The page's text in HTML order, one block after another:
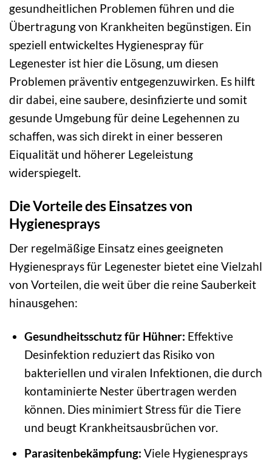
gesundheitlichen Problemen führen und die
Übertragung von Krankheiten begünstigen. Ein
speziell entwickeltes Hygienespray für
Legenester ist hier die Lösung, um diesen
Problemen präventiv entgegenzuwirken. Es hilft
dir dabei, eine saubere, desinfizierte und somit
gesunde Umgebung für deine Legehennen zu
schaffen, was sich direkt in einer besseren
Eiqualität und höherer Legeleistung
widerspiegelt.
Die Vorteile des Einsatzes von
Hygienesprays
Der regelmäßige Einsatz eines geeigneten
Hygienesprays für Legenester bietet eine Vielzahl
von Vorteilen, die weit über die reine Sauberkeit
hinausgehen:
Gesundheitsschutz für Hühner: Effektive
Desinfektion reduziert das Risiko von
bakteriellen und viralen Infektionen, die durch
kontaminierte Nester übertragen werden
können. Dies minimiert Stress für die Tiere
und beugt Krankheitsausbrüchen vor.
Parasitenbekämpfung: Viele Hygienesprays